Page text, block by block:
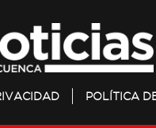
POLÍTICA